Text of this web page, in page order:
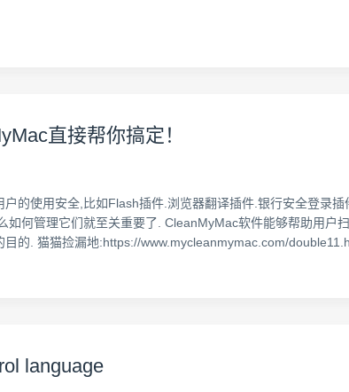
直接帮你搞定！
的使用安全,比如Flash插件.浏览器翻译插件.银行安全登录
何管理它们就至关重要了. CleanMyMac软件能够帮助用户
的. 猫猫捡漏地:https://www.mycleanmymac.com/double11.h
language